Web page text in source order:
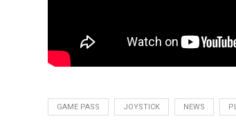
GAME PASS JOYSTICK NEWS